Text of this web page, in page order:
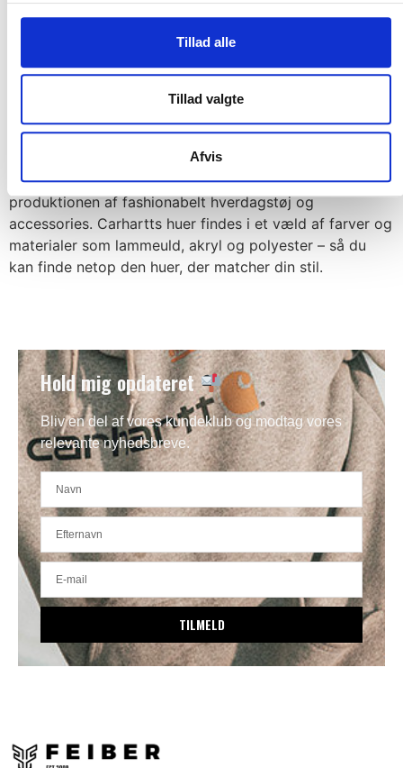
Tillad alle
Tillad valgte
Afvis
formål at beskytte og holde dit hovede varmt.
Huer i topkvaliteter
Ved køb af produkter fra Carhartt, er du altid sikret et
brandets oprindelse specialiseret sig i at udvikle
holdbart og slidstærkt arbejdstøj, som kan holde i
mange år. Denne erfaring har de bragt videre til
produktionen af fashionabelt hverdagstøj og
accessories. Carhartts huer findes i et væld af farver og
materialer som lammeuld, akryl og polyester – så du
kan finde netop den huer, der matcher din stil.
Hold mig opdateret
Bliv en del af vores kundeklub og modtag vores
relevante nyhedsbreve.
TILMELD